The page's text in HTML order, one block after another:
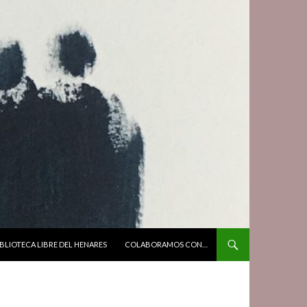
LIBRE DEL HENARES COLABORAMOS CON…